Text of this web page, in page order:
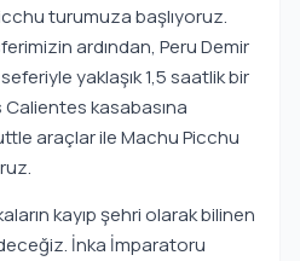
turumuza başlıyoruz.
ardından, Peru Demir
yaklaşık 1,5 saatlik bir
kasabasına
araçlar ile Machu Picchu
kayıp şehri olarak bilinen
İnka İmparatoru